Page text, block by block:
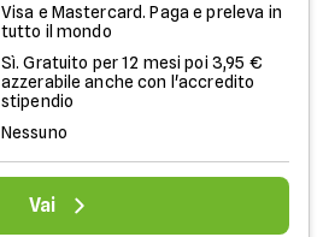
Visa e Mastercard. Paga e preleva in
tutto il mondo
Sì. Gratuito per 12 mesi poi 3,95 €
azzerabile anche con l'accredito
stipendio
Nessuno
Vai